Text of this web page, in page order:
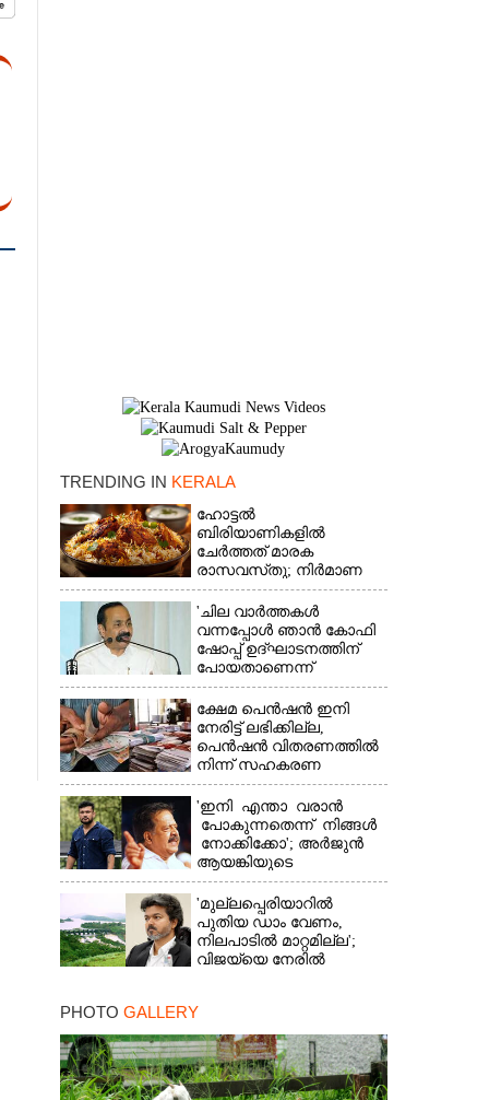
TRENDING IN KERALA
ഹോട്ടൽ
ബിരിയാണികളിൽ
ചേർത്തത് മാരക
രാസവസ്‌തു; നിർമാണ
യൂണിറ്റിൽ എലികാഷ്‌ടവും
കുപ്പിച്ചില്ലും
'ചില വാർത്തകൾ
വന്നപ്പോൾ ഞാൻ കോഫി
ഷോപ്പ് ഉദ്ഘാടനത്തിന്
പോയതാണെന്ന്
വിചാരിച്ചു, 400 കോടിയുടെ
പ്രോജക്ടാണ് അത്'
ക്ഷേമ പെൻഷൻ ഇനി
നേരിട്ട് ലഭിക്കില്ല,​
പെൻഷൻ വിതരണത്തിൽ
നിന്ന് സഹകരണ
ബാങ്കുകളെ ഒഴിവാക്കി
'ഇനി എന്താ വരാൻ
പോകുന്നതെന്ന് നിങ്ങൾ
നോക്കിക്കോ'; അർജുൻ
ആയങ്കിയുടെ
വെല്ലുവിളിയിൽ രമേശ്
ചെന്നിത്തല
'മുല്ലപ്പെരിയാറിൽ
പുതിയ ഡാം വേണം,
നിലപാടിൽ മാറ്റമില്ല';
വിജയ്‌യെ നേരിൽ
PHOTO GALLERY
×